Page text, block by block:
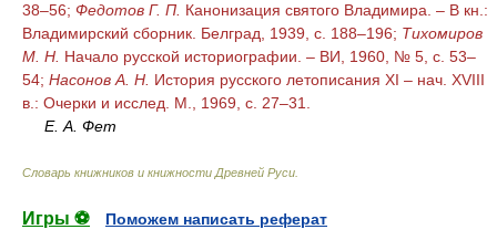
38–56; Федотов Г. П. Канонизация святого Владимира. – В кн.:
Владимирский сборник. Белград, 1939, с. 188–196; Тихомиров
М. Н. Начало русской историографии. – ВИ, 1960, № 5, с. 53–
54; Насонов А. Н. История русского летописания XI – нач. XVIII
в.: Очерки и исслед. М., 1969, с. 27–31.
Е. А. Фет
Словарь книжников и книжности Древней Руси
Игры ⚽
Поможем написать реферат